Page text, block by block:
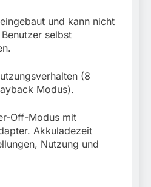
und kann nicht
selbst
(8
Modus).
Off-Modus mit
Akkuladezeit
Nutzung und